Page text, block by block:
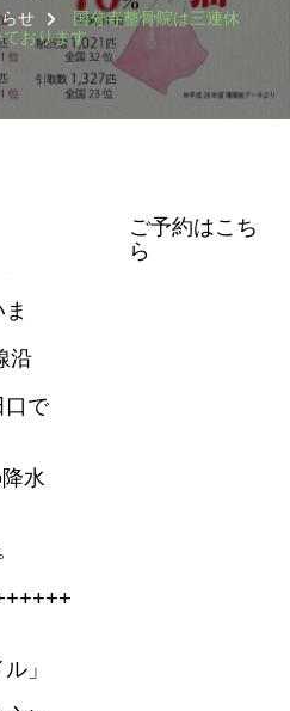
寺
三
り
ま
せ
国分寺整骨院は三連休
おります
沿
口で
水
」
ご予約はこち
ら